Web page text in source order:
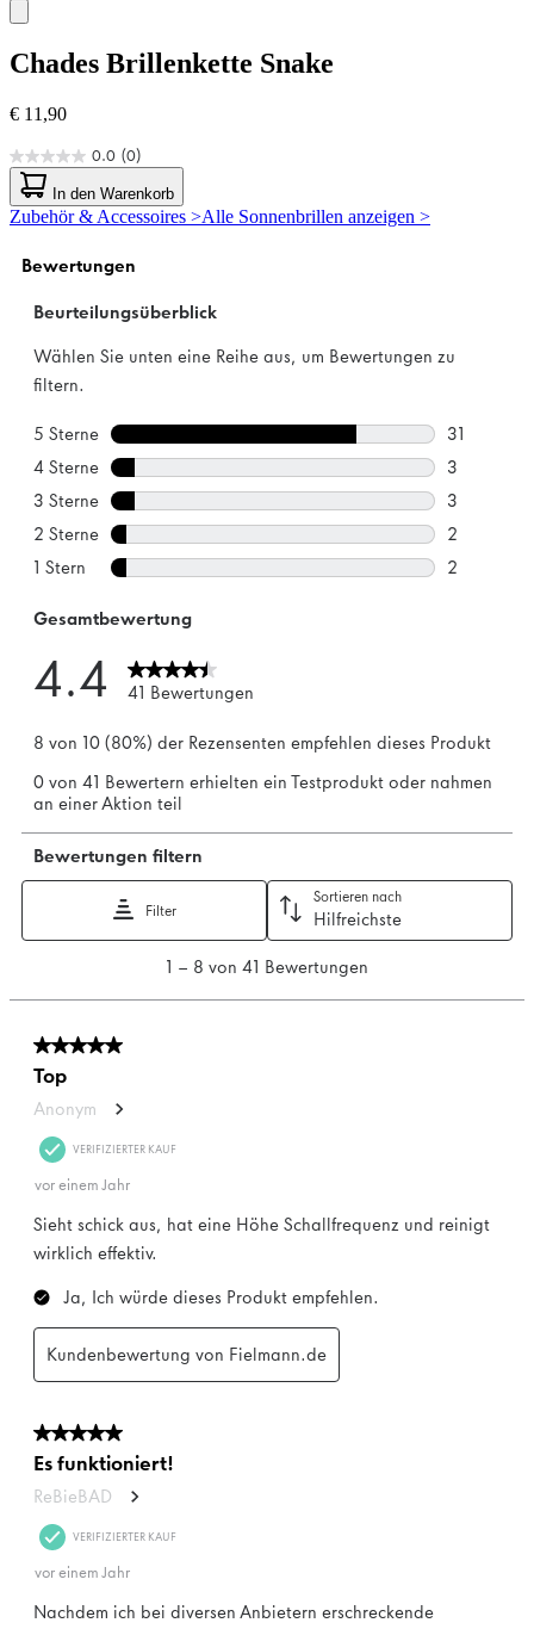
Chades Brillenkette Snake
€ 11,90
0.0 (0)
0.0
von
5
Sternen.
In den Warenkorb
Zubehör & Accessoires >Alle Sonnenbrillen anzeigen >